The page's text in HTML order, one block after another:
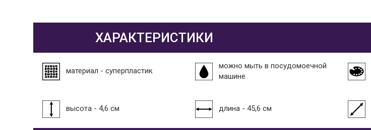
ХАРАКТЕРИСТИКИ
материал - суперпластик
можно мыть в посудомоечной
машине
высота - 4,6 см длина - 45,6 см